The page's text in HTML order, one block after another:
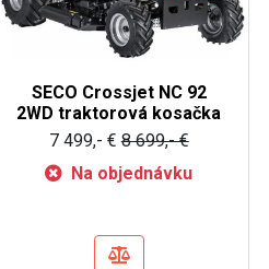
SECO Crossjet NC 92
2WD traktorová kosačka
7 499,- € 8 699,- €
Na objednávku